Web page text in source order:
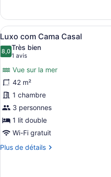
Casal
Superior
Executivo
com
Cama
Casal
Afficher
toutes
les
photos
pour
ce
type
de
chambre :
Luxo
com
Cama
6
Luxo com Cama Casal
8,08,0 sur 10
Très bien
1 avis
(1 avis)
Vue sur la mer
42 m²
1 chambre
3 personnes
1 lit double
Wi-Fi gratuit
Plus de détails
Plus